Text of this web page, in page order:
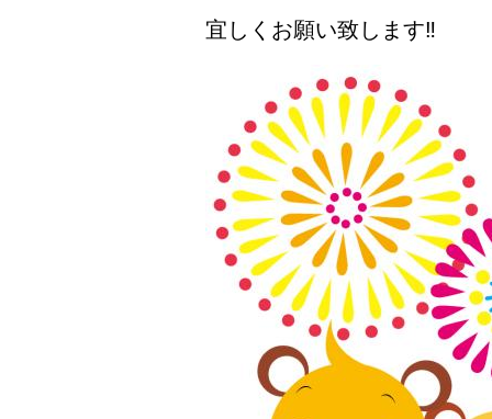
宜しくお願い致します‼